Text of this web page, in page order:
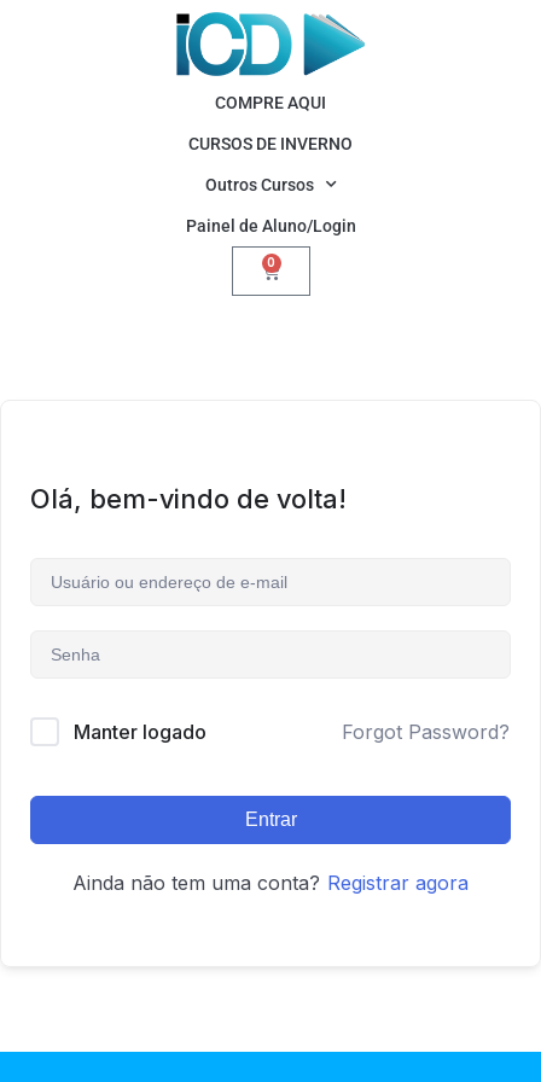
COMPRE AQUI
CURSOS DE INVERNO
Outros Cursos
Painel de Aluno/Login
0
Olá, bem-vindo de volta!
Manter logado Forgot Password?
Entrar
Ainda não tem uma conta? Registrar agora